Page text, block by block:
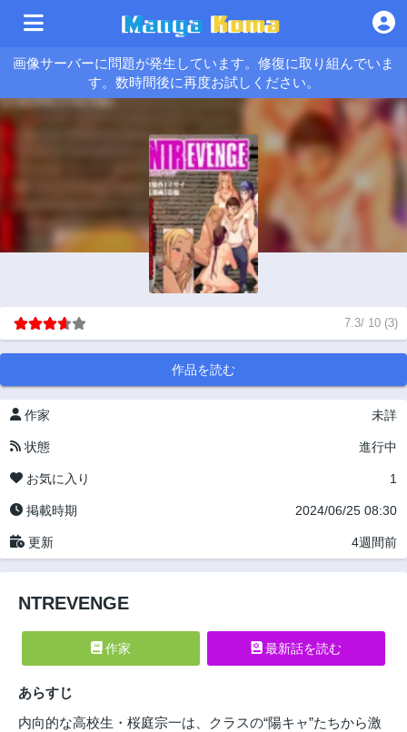
画像サーバーに問題が発生しています。修復に取り組んでいま
す。数時間後に再度お試しください。
7.3/ 10 (3)
作品を読む
作家 未詳
状態 進行中
お気に入り 1
掲載時期 2024/06/25 08:30
更新 4週間前
NTREVENGE
作家 最新話を読む
あらすじ
内向的な高校生・桜庭宗一は、クラスの“陽キャ”たちから激